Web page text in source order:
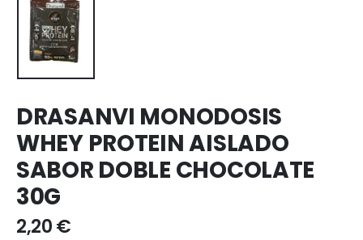
DRASANVI MONODOSIS
WHEY PROTEIN AISLADO
SABOR DOBLE CHOCOLATE
30G
2,20€